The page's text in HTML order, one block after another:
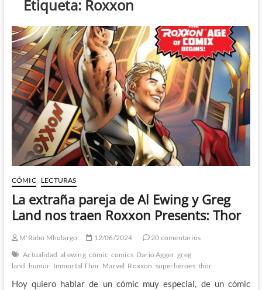
Etiqueta: Roxxon
CÓMIC LECTURAS
La extraña pareja de Al Ewing y Greg
Land nos traen Roxxon Presents: Thor
M'Rabo Mhulargo 12/06/2024
20 comentarios
Actualidad al ewing cómic comics Dario Agger greg
land humor Immortal Thor Marvel Roxxon superhéroes thor
Hoy quiero hablar de un cómic muy especial, de un cómic